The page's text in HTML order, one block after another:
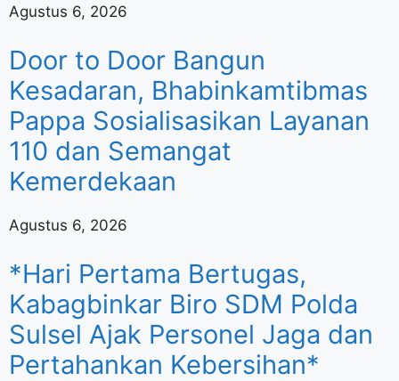
Agustus 6, 2026
Door to Door Bangun
Kesadaran, Bhabinkamtibmas
Pappa Sosialisasikan Layanan
110 dan Semangat
Kemerdekaan
Agustus 6, 2026
*Hari Pertama Bertugas,
Kabagbinkar Biro SDM Polda
Sulsel Ajak Personel Jaga dan
Pertahankan Kebersihan*